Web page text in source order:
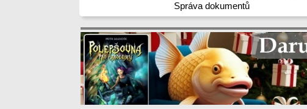
Správa dokumentů